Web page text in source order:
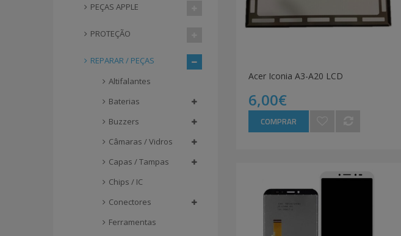
PEÇAS APPLE
PROTEÇÃO
REPARAR / PEÇAS
Altifalantes
Baterias
Buzzers
Câmaras / Vidros
Capas / Tampas
Chips / IC
Conectores
Ferramentas
Acer Iconia A3-A20 LCD
6,00€
COMPRAR